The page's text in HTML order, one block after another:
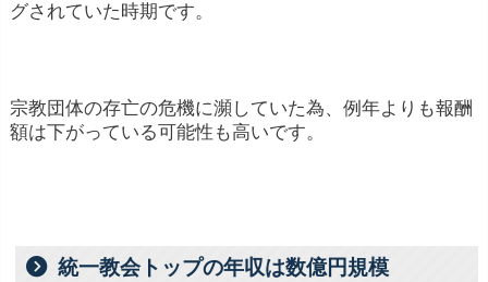
グされていた時期です。
宗教団体の存亡の危機に瀕していた為、例年よりも報酬
額は下がっている可能性も高いです。
統一教会トップの年収は数億円規模